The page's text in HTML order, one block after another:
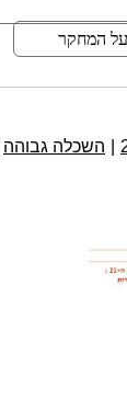
על המחקר
השכלה גבוהה